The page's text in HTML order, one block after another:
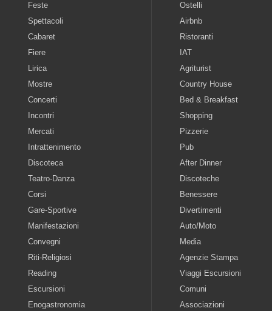
Feste
Spettacoli
Cabaret
Fiere
Lirica
Mostre
Concerti
Incontri
Mercati
Intrattenimento
Discoteca
Teatro-Danza
Corsi
Gare-Sportive
Manifestazioni
Convegni
Riti-Religiosi
Reading
Escursioni
Enogastronomia
Ostelli
Airbnb
Ristoranti
IAT
Agriturist
Country House
Bed & Breakfast
Shopping
Pizzerie
Pub
After Dinner
Discoteche
Benessere
Divertimenti
Auto/Moto
Media
Agenzie Stampa
Viaggi Escursioni
Comuni
Associazioni